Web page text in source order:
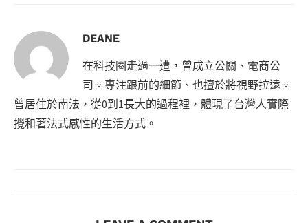
DEANE
在科技圈走過一遭，曾成立公關、電商公
司。專注跟前的細節、也擅於將視野拉遠。
曾居住於南法，從0到1長大的過程裡，體現了台灣人實際
攪和著法式感性的生活方式。